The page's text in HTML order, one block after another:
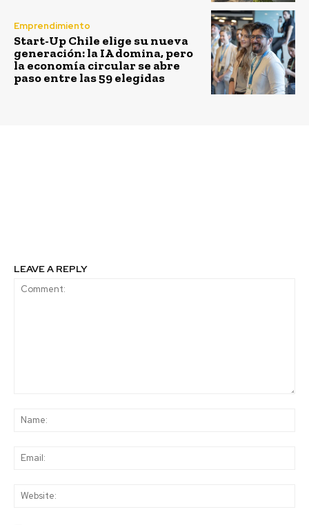
Emprendimiento
Start-Up Chile elige su nueva
generación: la IA domina, pero
la economía circular se abre
paso entre las 59 elegidas
LEAVE A REPLY